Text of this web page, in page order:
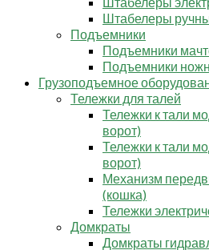
Штабелеры
Подъемники
Подъемники
Подъемники
Грузоподъемное
Тележки для талей
Тележки к тали
ворот)
Тележки к тали
ворот)
Механизм
(кошка)
Тележки
Домкраты
Домкраты